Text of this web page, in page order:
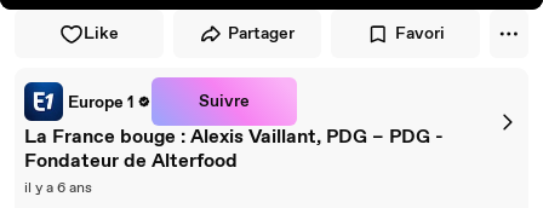
Like Partager Favori
Europe 1 Suivre
La France bouge : Alexis Vaillant, PDG – PDG -
Fondateur de Alterfood
il y a 6 ans